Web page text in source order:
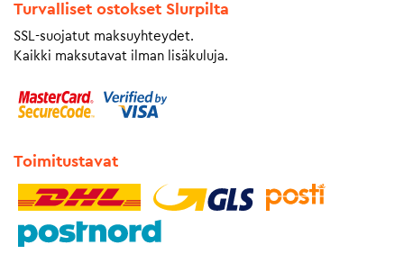
Turvalliset ostokset Slurpilta
SSL-suojatut maksuyhteydet.
Kaikki maksutavat ilman lisäkuluja.
Toimitustavat